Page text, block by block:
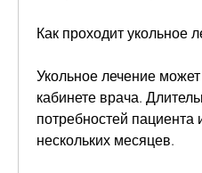
Как проходит укольное
Укольное лечение
кабинете врача.
потребностей пациента
нескольких месяцев.